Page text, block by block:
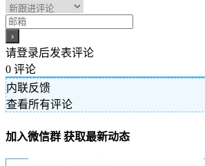
请登录后发表评论
0 评论
内联反馈
查看所有评论
加入微信群 获取最新动态